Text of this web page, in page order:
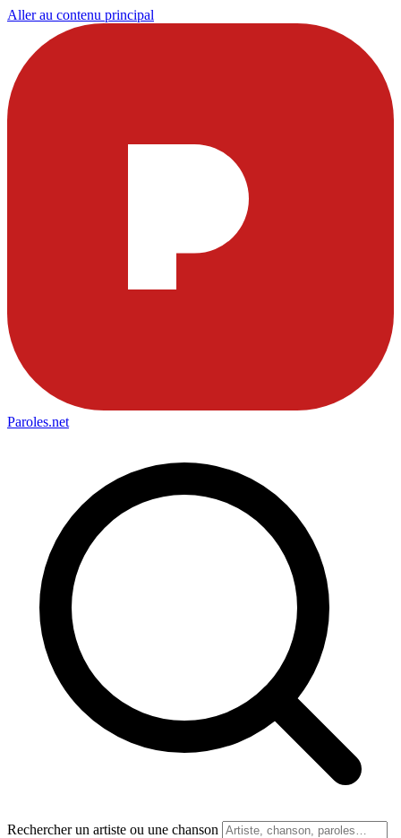
Aller au contenu principal
Paroles.net
Rechercher un artiste ou une chanson